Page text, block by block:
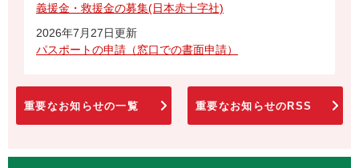
義援金・救援金の募集(日本赤十字社)
2026年7月27日更新
パスポートの申請（窓口での書面申請）
重要なお知らせの一覧 重要なお知らせのRSS